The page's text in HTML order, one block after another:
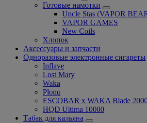
Готовые намотки
Uncle Stas (VAPOR
VAPOR GAMES
New Coils
Хлопок
Аксессуары и запчасти
Одноразовые электронные сигареты
Inflave
Lost Mary
Waka
Plonq
ESCOBAR x WAKA Blade
HQD Ultima 10000
Табак для кальяна